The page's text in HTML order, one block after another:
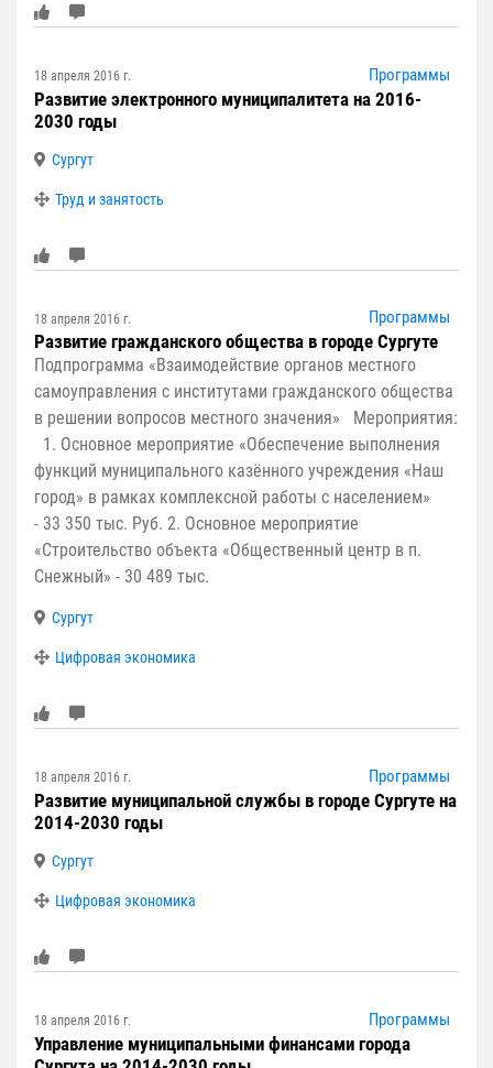
18 апреля 2016 г. Программы
Развитие электронного муниципалитета на 2016-
2030 годы
Сургут
Труд и занятость
18 апреля 2016 г. Программы
Развитие гражданского общества в городе Сургуте
Подпрограмма «Взаимодействие органов местного
самоуправления с институтами гражданского общества
в решении вопросов местного значения» Мероприятия:
1. Основное мероприятие «Обеспечение выполнения
функций муниципального казённого учреждения «Наш
город» в рамках комплексной работы с населением»
- 33 350 тыс. Руб. 2. Основное мероприятие
«Строительство объекта «Общественный центр в п.
Снежный» - 30 489 тыс.
Сургут
Цифровая экономика
18 апреля 2016 г. Программы
Развитие муниципальной службы в городе Сургуте на
2014-2030 годы
Сургут
Цифровая экономика
18 апреля 2016 г. Программы
Управление муниципальными финансами города